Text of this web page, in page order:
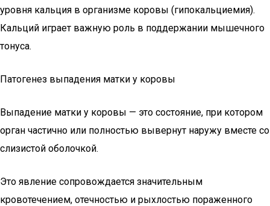
уровня кальция в организме коровы (гипокальциемия).
Кальций играет важную роль в поддержании мышечного
тонуса.
Патогенез выпадения матки у коровы
Выпадение матки у коровы — это состояние, при котором
орган частично или полностью вывернут наружу вместе со
слизистой оболочкой.
Это явление сопровождается значительным
кровотечением, отечностью и рыхлостью пораженного